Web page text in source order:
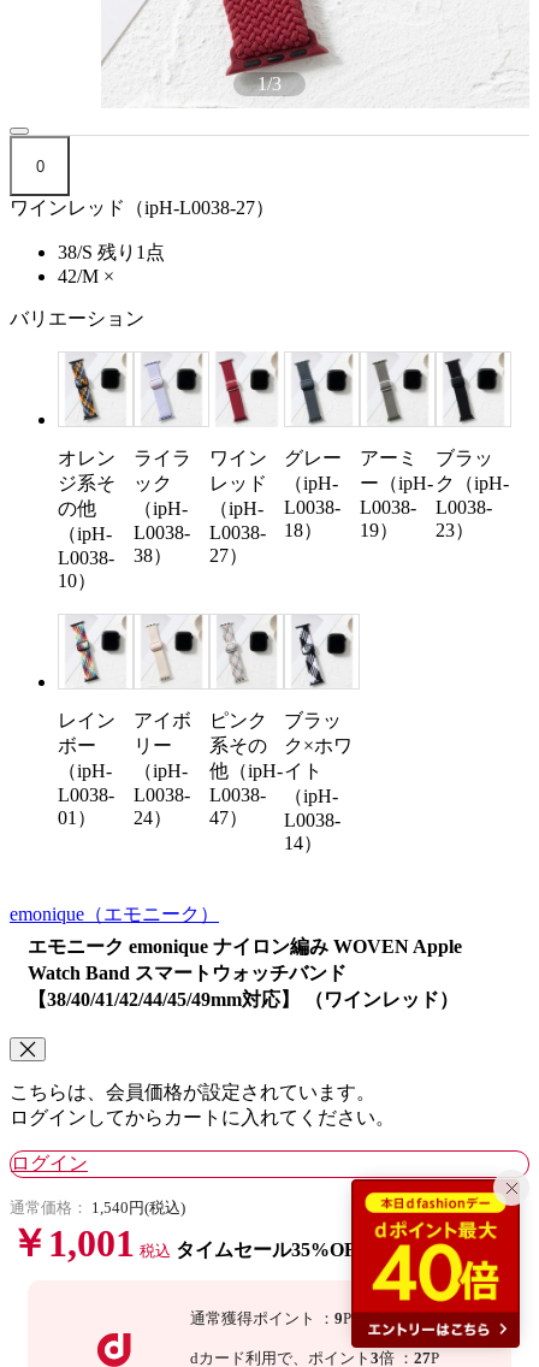
1/3
0
ワインレッド（ipH-L0038-27）
38/S 残り1点
42/M ×
バリエーション
オレン
ジ系そ
の他
（ipH-
L0038-
10）
ライラ
ック
（ipH-
L0038-
38）
ワイン
レッド
（ipH-
L0038-
27）
グレー
（ipH-
L0038-
18）
アーミ
ー（ipH-
L0038-
19）
ブラッ
ク（ipH-
L0038-
23）
レイン
ボー
（ipH-
L0038-
01）
アイボ
リー
（ipH-
L0038-
24）
ピンク
系その
他（ipH-
L0038-
47）
ブラッ
ク×ホワ
イト
（ipH-
L0038-
14）
emonique （エモニーク）
エモニーク emonique ナイロン編み WOVEN Apple
Watch Band スマートウォッチバンド
【38/40/41/42/44/45/49mm対応】 （ワインレッド）
こちらは、会員価格が設定されています。
ログインしてからカートに入れてください。
ログイン
通常価格： 1,540円(税込)
￥1,001 税込 タイムセール35%OFF
通常獲得ポイント ： 9P
dカード利用で、 ポイント 3倍 ： 27P